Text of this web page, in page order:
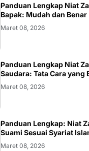
Panduan Lengkap Niat
Bapak: Mudah dan Benar
Maret 08, 2026
Panduan Lengkap Niat
Saudara: Tata Cara yang
Maret 08, 2026
Panduan Lengkap: Niat
Suami Sesuai Syariat
Maret 08, 2026